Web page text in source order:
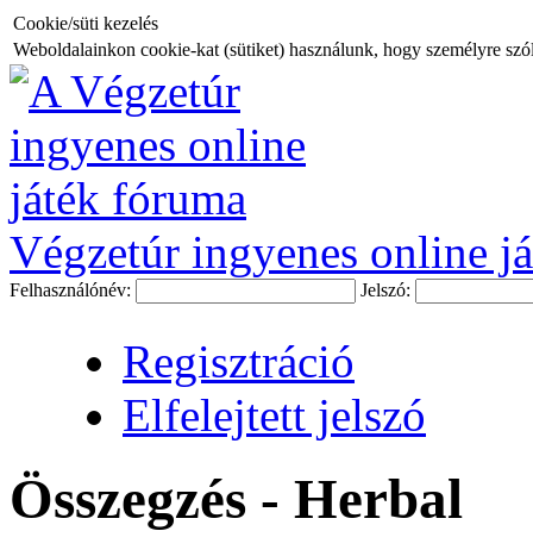
Cookie/süti kezelés
Weboldalainkon cookie-kat (sütiket) használunk, hogy személyre
Végzetúr ingyenes online
Felhasználónév: Jelszó:
Regisztráció
Elfelejtett jelszó
Összegzés - Herbal